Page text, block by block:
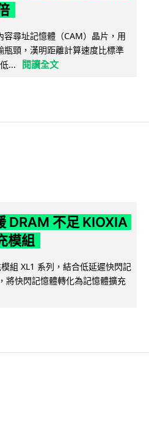
尋址記憶體（CAM）晶片，用
頸，漢明距離計算速度比標準
...
閱讀全文
DRAM 不足 KIOXIA
模組
組 XL1 系列，結合低延遲快閃記
將快閃記憶體轉化為記憶體擴充